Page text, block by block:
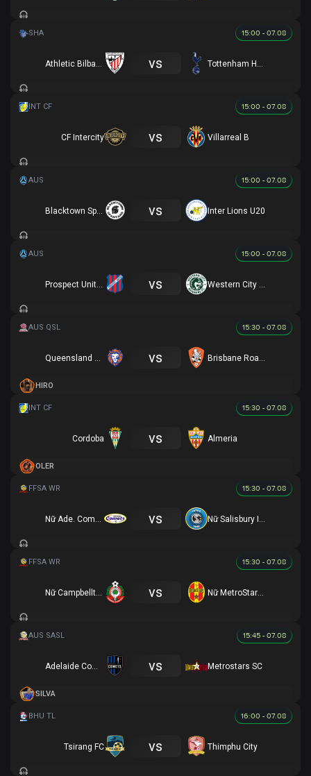
15:00 - 07.08
vs
15:00 - 07.08
CF Intercity vs Villarreal B
15:00 - 07.08
Blacktown Spartans U20 vs Inter Lions U20
15:00 - 07.08
Prospect United U20 vs
15:30 - 07.08
vs
HIRO
15:30 - 07.08
Cordoba vs Almeria
OLER
15:30 - 07.08
vs
15:30 - 07.08
Nữ Campbelltown City (R) vs Nữ MetroStars (R)
15:45 - 07.08
Adelaide Comets FC vs Metrostars SC
SILVA
16:00 - 07.08
Tsirang FC vs Thimphu City